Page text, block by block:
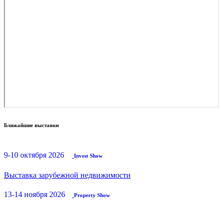
Ближайшие выставки
9-10 октября 2026 Invest Show
Выставка зарубежной недвижимости
13-14 ноября 2026 Property Show